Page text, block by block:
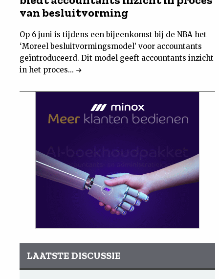
van besluitvorming
Op 6 juni is tijdens een bijeenkomst bij de NBA het
‘Moreel besluitvormingsmodel’ voor accountants
geïntroduceerd. Dit model geeft accountants inzicht
in het proces...
LAATSTE DISCUSSIE